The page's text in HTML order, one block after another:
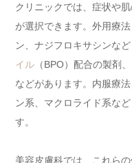
クリニックでは、症状や
が選択できます。外用療
ン、ナジフロキサシンな
イル （BPO）配合の製剤
などがあります。内服療
ン系、マクロライド系な
す。
美容皮膚科では、これらの